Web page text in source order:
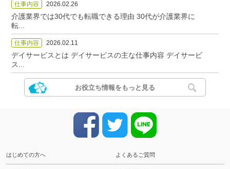
仕事内容 2026.02.26
介護業界では30代でも転職できる理由 30代が介護業界に
転...
仕事内容 2026.02.11
デイサービスとは デイサービスの主な仕事内容 デイサービ
ス...
お役立ち情報をもっと見る
はじめての方へ よくあるご質問